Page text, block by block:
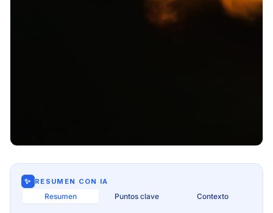
✨ RESUMEN CON IA
Resumen Puntos clave Contexto